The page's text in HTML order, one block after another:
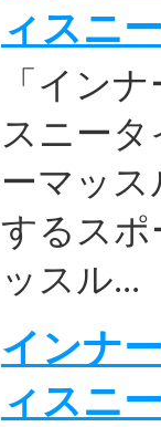
ィスニ
「イン
スニータ
ーマッ
するスポ
ッスル...
インナ
ィスニ